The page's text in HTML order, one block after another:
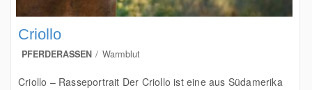
Criollo
PFERDERASSEN Warmblut
Criollo – Rasseportrait Der Criollo ist eine aus Südamerika